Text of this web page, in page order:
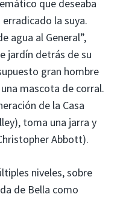
que deseaba
la suya.
agua al General”,
jardín detrás de su
gran hombre
mascota de corral.
de la Casa
toma una jarra y
Abbott).
niveles, sobre
de Bella como